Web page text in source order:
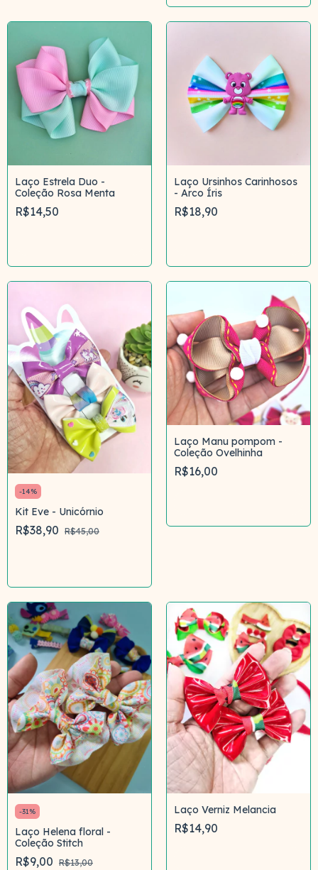
Laço Estrela Duo -
Coleção Rosa Menta
R$14,50
Laço Ursinhos Carinhosos
- Arco Íris
R$18,90
-14%
Kit Eve - Unicórnio
R$38,90 R$45,00
Laço Manu pompom -
Coleção Ovelhinha
R$16,00
-31%
Laço Helena floral -
Coleção Stitch
R$9,00 R$13,00
Laço Verniz Melancia
R$14,90